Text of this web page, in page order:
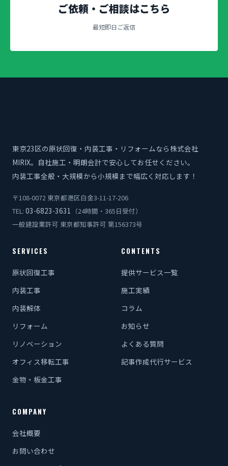
ご依頼・ご相談はこちら
最短即日ご返信
東京23区の原状回復・内装工事・リフォームなら株式会社
MIRIX。自社施工・明朗会計で安心してお任せください。
内装工事全般・大規模から小規模まで幅広く対応します！
〒108-0072 東京都港区白金3-11-17-206
TEL: 03-6823-3631
（24時間・365日受付）
一般建設業許可 東京都知事許可 第156373号
SERVICES
原状回復工事
内装工事
内装解体
リフォーム
リノベーション
オフィス移転工事
金物・板金工事
CONTENTS
提供サービス一覧
施工実績
コラム
お知らせ
よくある質問
記事作成代行サービス
COMPANY
会社概要
お問い合わせ